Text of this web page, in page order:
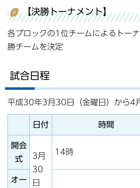
【決勝トーナメント】
各ブロックの1位チームによるトー
勝チームを決定
試合日程
平成30年3月30日（金曜日）から4
日付 時間
開会
式
3月
30
日
14時
オー